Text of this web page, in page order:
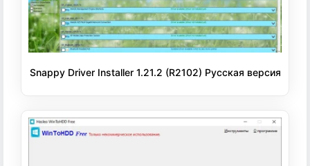
Snappy Driver Installer 1.21.2 (R2102) Русская версия